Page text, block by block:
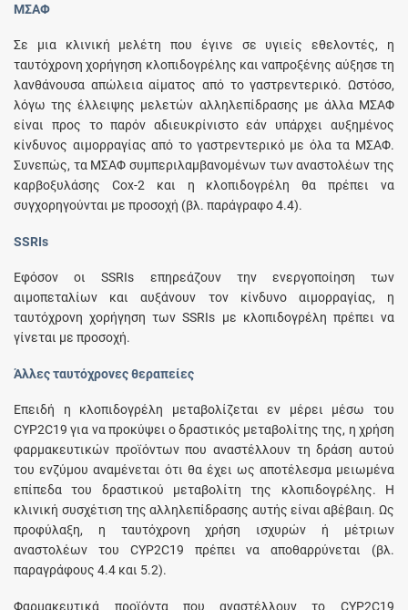
ΜΣΑΦ
Σε μια κλινική μελέτη που έγινε σε υγιείς εθελοντές, η
ταυτόχρονη χορήγηση κλοπιδογρέλης και ναπροξένης αύξησε τη
λανθάνουσα απώλεια αίματος από το γαστρεντερικό. Ωστόσο,
λόγω της έλλειψης μελετών αλληλεπίδρασης με άλλα ΜΣΑΦ
είναι προς το παρόν αδιευκρίνιστο εάν υπάρχει αυξημένος
κίνδυνος αιμορραγίας από το γαστρεντερικό με όλα τα ΜΣΑΦ.
Συνεπώς, τα ΜΣΑΦ συμπεριλαμβανομένων των αναστολέων της
καρβοξυλάσης Cox-2 και η κλοπιδογρέλη θα πρέπει να
συγχορηγούνται με προσοχή (βλ. παράγραφο 4.4).
SSRIs
Εφόσον οι SSRIs επηρεάζουν την ενεργοποίηση των
αιμοπεταλίων και αυξάνουν τον κίνδυνο αιμορραγίας, η
ταυτόχρονη χορήγηση των SSRIs με κλοπιδογρέλη πρέπει να
γίνεται με προσοχή.
Άλλες ταυτόχρονες θεραπείες
Επειδή η κλοπιδογρέλη μεταβολίζεται εν μέρει μέσω του
CYP2C19 για να προκύψει ο δραστικός μεταβολίτης της, η χρήση
φαρμακευτικών προϊόντων που αναστέλλουν τη δράση αυτού
του ενζύμου αναμένεται ότι θα έχει ως αποτέλεσμα μειωμένα
επίπεδα του δραστικού μεταβολίτη της κλοπιδογρέλης. Η
κλινική συσχέτιση της αλληλεπίδρασης αυτής είναι αβέβαιη. Ως
προφύλαξη, η ταυτόχρονη χρήση ισχυρών ή μέτριων
αναστολέων του CYP2C19 πρέπει να αποθαρρύνεται (βλ.
παραγράφους 4.4 και 5.2).
Φαρμακευτικά προϊόντα που αναστέλλουν το CYP2C19